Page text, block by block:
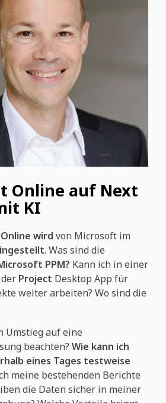
Online auf Next
KI
wird von Microsoft im
. Was sind die
PPM? Kann ich in einer
Project Desktop App für
weiter arbeiten? Wo sind die
Umstieg auf eine
beachten? Wie kann ich
eines Tages testweise
meine bestehenden Berichte
die Daten sicher in meiner